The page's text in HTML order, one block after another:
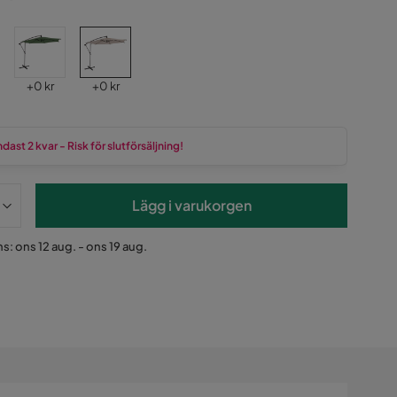
Pris
+0 kr Pris
+0 kr
2 kvar - Risk för slutförsäljning!
Lägg i varukorgen
ons 12 aug. - ons 19 aug.